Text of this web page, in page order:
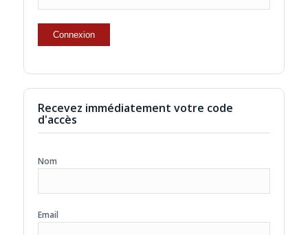
Recevez immédiatement votre code
d'accès
Nom
Email